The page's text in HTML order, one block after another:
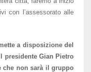
con l’assessorato alle
a disposizione del
presidente Gian Pietro
che non sarà il gruppo